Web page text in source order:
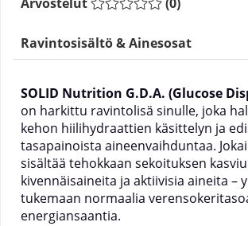
Ravintosisältö & Ainesosat
SOLID Nutrition G.D.A. (Glucose
on harkittu ravintolisä sinulle, joka
kehon hiilihydraattien käsittelyn ja
tasapainoista aineenvaihduntaa.
sisältää tehokkaan sekoituksen
kivennäisaineita ja aktiivisia aineita –
tukemaan normaalia
energiansaantia.